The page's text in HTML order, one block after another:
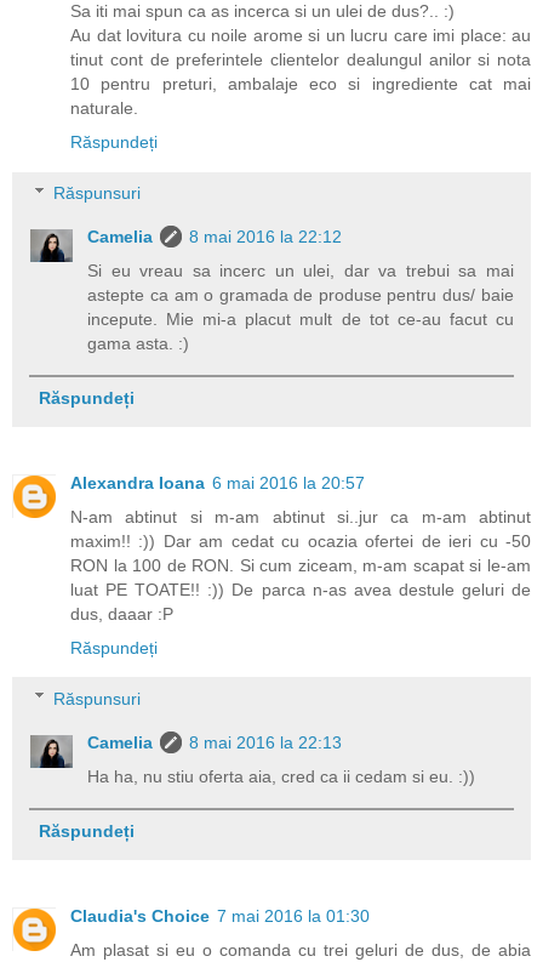
Sa iti mai spun ca as incerca si un ulei de dus?.. :)
Au dat lovitura cu noile arome si un lucru care imi place: au
tinut cont de preferintele clientelor dealungul anilor si nota
10 pentru preturi, ambalaje eco si ingrediente cat mai
naturale.
Răspundeți
Răspunsuri
Camelia
8 mai 2016 la 22:12
Si eu vreau sa incerc un ulei, dar va trebui sa mai
astepte ca am o gramada de produse pentru dus/ baie
incepute. Mie mi-a placut mult de tot ce-au facut cu
gama asta. :)
Răspundeți
Alexandra Ioana 6 mai 2016 la 20:57
N-am abtinut si m-am abtinut si..jur ca m-am abtinut
maxim!! :)) Dar am cedat cu ocazia ofertei de ieri cu -50
RON la 100 de RON. Si cum ziceam, m-am scapat si le-am
luat PE TOATE!! :)) De parca n-as avea destule geluri de
dus, daaar :P
Răspundeți
Răspunsuri
Camelia
8 mai 2016 la 22:13
Ha ha, nu stiu oferta aia, cred ca ii cedam si eu. :))
Răspundeți
Claudia's Choice 7 mai 2016 la 01:30
Am plasat si eu o comanda cu trei geluri de dus, de abia